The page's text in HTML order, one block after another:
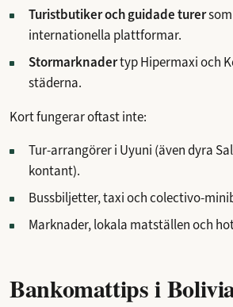
Turistbutiker och guidade turer
internationella plattformar.
Stormarknadertyp Hipermaxi och
städerna.
Kort fungerar oftast inte:
Tur-arrangörer i Uyuni (även dyra
kontant).
Bussbiljetter, taxi och colectivo-
Marknader, lokala matställen och
Bankomattips i